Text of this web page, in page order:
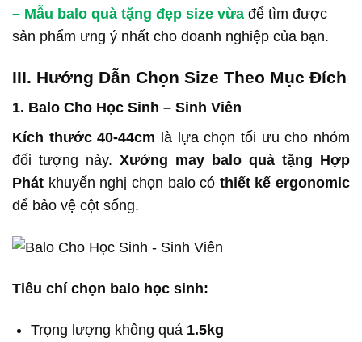
– Mẫu balo quà tặng đẹp size vừa để tìm được
sản phẩm ưng ý nhất cho doanh nghiệp của bạn.
III. Hướng Dẫn Chọn Size Theo Mục Đích
1. Balo Cho Học Sinh – Sinh Viên
Kích thước 40-44cm là lựa chọn tối ưu cho nhóm
đối tượng này. Xưởng may balo quà tặng Hợp
Phát khuyến nghị chọn balo có thiết kế ergonomic
để bảo vệ cột sống.
Tiêu chí chọn balo học sinh:
Trọng lượng không quá 1.5kg